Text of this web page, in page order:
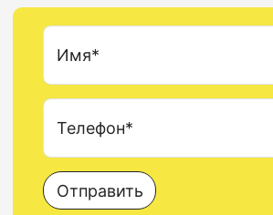
Имя*
Телефон*
Отправить